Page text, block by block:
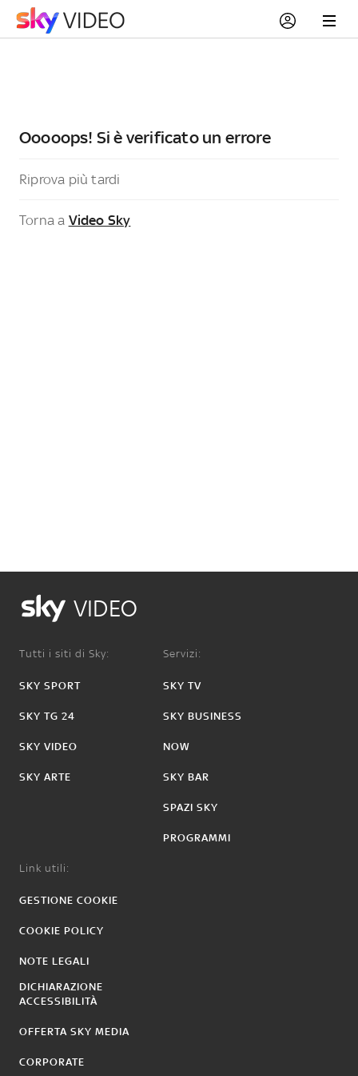
Ooooops! Si è verificato un errore
Riprova più tardi
Torna a Video Sky
VIDEO
Tutti i siti di Sky:
SKY SPORT
SKY TG 24
SKY VIDEO
SKY ARTE
Servizi:
SKY TV
SKY BUSINESS
NOW
SKY BAR
SPAZI SKY
PROGRAMMI
Link utili:
GESTIONE COOKIE
COOKIE POLICY
NOTE LEGALI
DICHIARAZIONE
ACCESSIBILITÀ
OFFERTA SKY MEDIA
CORPORATE